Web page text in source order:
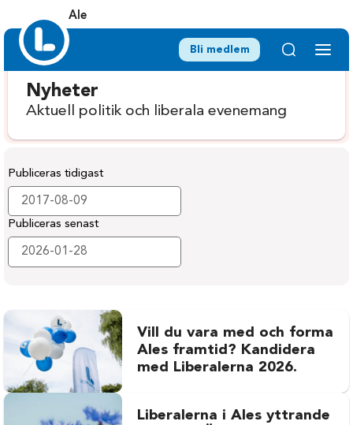
Ale
Bli medlem
Nyheter
Aktuell politik och liberala evenemang
Publiceras tidigast
Publiceras senast
Vill du vara med och forma
Ales framtid? Kandidera
med Liberalerna 2026.
Liberalerna i Ales yttrande